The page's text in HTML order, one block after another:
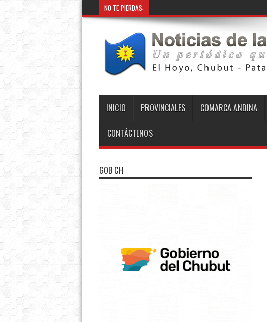
NO TE PIERDAS:
INICIO PROVINCIALES COMARCA ANDINA
CONTÁCTENOS
GOB CH